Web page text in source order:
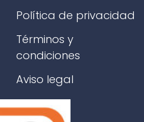
Política de privacidad
Términos y
condiciones
Aviso legal